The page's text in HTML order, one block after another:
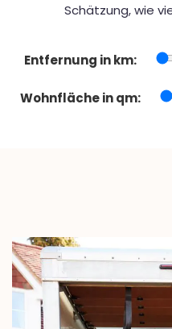
Schätzung, wie
Entfernung in km:
Wohnfläche in qm: